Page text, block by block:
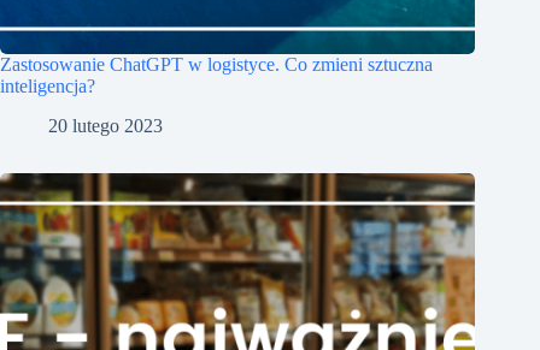
Zastosowanie ChatGPT w logistyce. Co zmieni sztuczna
inteligencja?
20 lutego 2023